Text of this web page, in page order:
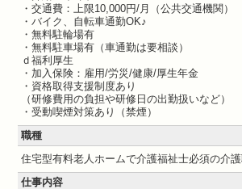
・交通費：上限10,000円/月（公共交通機関）
・バイク、自転車通勤OK♪
・無料駐輪場有
・無料駐車場有（車通勤は要相談）
ｄ福利厚生
・加入保険：雇用/労災/健康/厚生年金
・資格取得支援制度あり
（研修費用の負担や研修日の出勤扱いなど）
・受動喫煙対策あり（禁煙）
職種
住宅型有料老人ホームで介護福祉士必須の介
仕事内容